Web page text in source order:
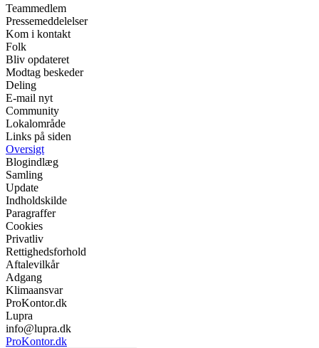
Teammedlem
Pressemeddelelser
Kom i kontakt
Folk
Bliv opdateret
Modtag beskeder
Deling
E-mail nyt
Community
Lokalområde
Links på siden
Oversigt
Blogindlæg
Samling
Update
Indholdskilde
Paragraffer
Cookies
Privatliv
Rettighedsforhold
Aftalevilkår
Adgang
Klimaansvar
ProKontor.dk
Lupra
info@lupra.dk
ProKontor.dk